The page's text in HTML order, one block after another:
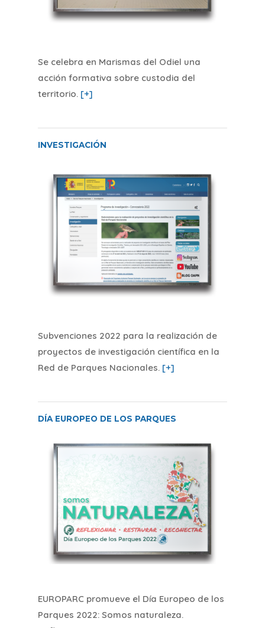
Se celebra en Marismas del Odiel una
acción formativa sobre custodia del
territorio. [+]
INVESTIGACIÓN
Subvenciones 2022 para la realización de
proyectos de investigación científica en la
Red de Parques Nacionales. [+]
DÍA EUROPEO DE LOS PARQUES
EUROPARC promueve el Día Europeo de los
Parques 2022: Somos naturaleza.